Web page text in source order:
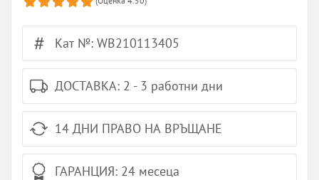
Кат №: WB210113405
ДОСТАВКА: 2 - 3 работни дни
14 ДНИ ПРАВО НА ВРЪЩАНЕ
ГАРАНЦИЯ: 24 месеца